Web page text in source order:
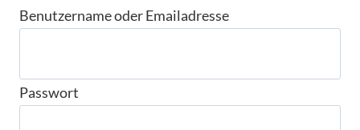
Benutzername oder Emailadresse
Passwort